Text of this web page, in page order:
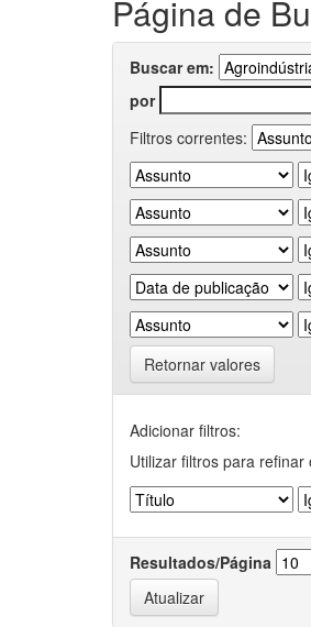
Página de
Buscar em:
por
Filtros correntes:
Retornar valores
Adicionar filtros:
Utilizar filtros para
Resultados/Página